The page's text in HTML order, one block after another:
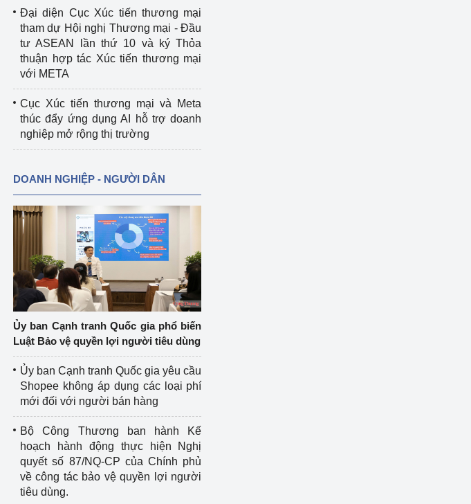
Đại diện Cục Xúc tiến thương mại
tham dự Hội nghị Thương mại - Đầu
tư ASEAN lần thứ 10 và ký Thỏa
thuận hợp tác Xúc tiến thương mại
với META
Cục Xúc tiến thương mại và Meta
thúc đẩy ứng dụng AI hỗ trợ doanh
nghiệp mở rộng thị trường
DOANH NGHIỆP - NGƯỜI DÂN
Ủy ban Cạnh tranh Quốc gia phổ biến
Luật Bảo vệ quyền lợi người tiêu dùng
Ủy ban Cạnh tranh Quốc gia yêu cầu
Shopee không áp dụng các loại phí
mới đối với người bán hàng
Bộ Công Thương ban hành Kế
hoạch hành động thực hiện Nghị
quyết số 87/NQ-CP của Chính phủ
về công tác bảo vệ quyền lợi người
tiêu dùng.